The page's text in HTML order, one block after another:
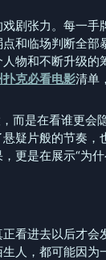
剧张力。每一手
和临场判断全部
物和不断升级的
扑克必看电影清单
而是在看谁更会
疑片般的节奏，
更是在展示“为
看进去以后才会
人，都可能因为